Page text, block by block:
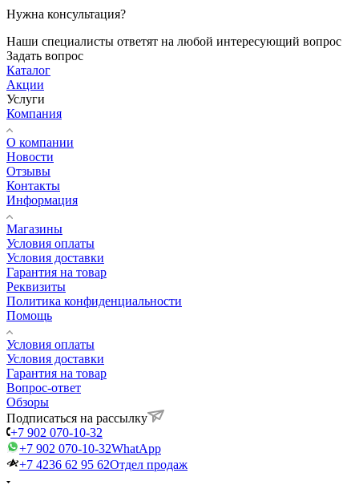
Нужна консультация?
Наши специалисты ответят на любой интересующий вопрос
Задать вопрос
Каталог
Акции
Услуги
Компания
О компании
Новости
Отзывы
Контакты
Информация
Магазины
Условия оплаты
Условия доставки
Гарантия на товар
Реквизиты
Политика конфиденциальности
Помощь
Условия оплаты
Условия доставки
Гарантия на товар
Вопрос-ответ
Обзоры
Подписаться на рассылку
+7 902 070-10-32
+7 902 070-10-32WhatApp
+7 4236 62 95 62Отдел продаж